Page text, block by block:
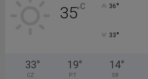
35°C 36°
33°
33°
CZ
19°
PT
14°
SB